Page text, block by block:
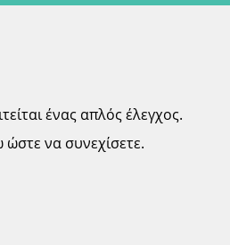
ένας απλός έλεγχος.
να συνεχίσετε.